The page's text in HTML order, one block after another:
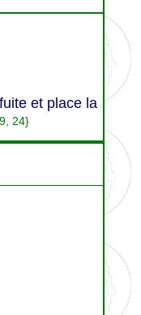
et place la
24}